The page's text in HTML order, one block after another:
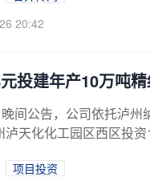
20:42
投建年产10万吨
间公告，公司依托泸
天化化工园区西区投
项目投资